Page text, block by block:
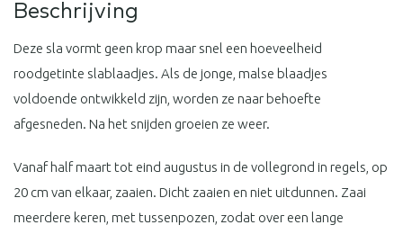
Beschrijving
Deze sla vormt geen krop maar snel een hoeveelheid
roodgetinte slablaadjes. Als de jonge, malse blaadjes
voldoende ontwikkeld zijn, worden ze naar behoefte
afgesneden. Na het snijden groeien ze weer.
Vanaf half maart tot eind augustus in de vollegrond in regels, op
20 cm van elkaar, zaaien. Dicht zaaien en niet uitdunnen. Zaai
meerdere keren, met tussenpozen, zodat over een lange